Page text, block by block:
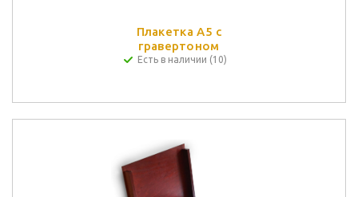
Плакетка А5 с
гравертоном
Есть в наличии (10)